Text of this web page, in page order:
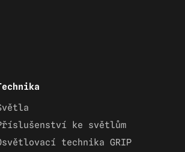
ke světlům
technika GRIP